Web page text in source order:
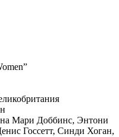
Мари Доббинс, Энтони
Госсетт, Синди Хоган,